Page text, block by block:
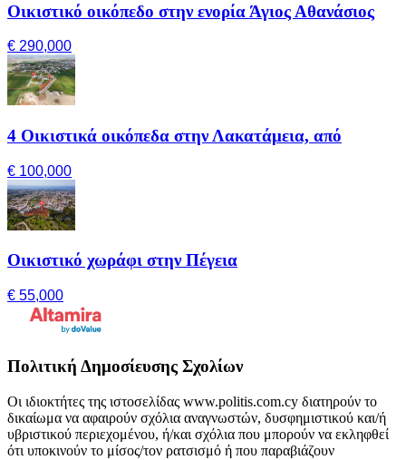
Οικιστικό οικόπεδο στην ενορία Άγιος Αθανάσιος
€ 290,000
4 Οικιστικά οικόπεδα στην Λακατάμεια, από
€ 100,000
Οικιστικό χωράφι στην Πέγεια
€ 55,000
Πολιτική Δημοσίευσης Σχολίων
Οι ιδιοκτήτες της ιστοσελίδας www.politis.com.cy διατηρούν το
δικαίωμα να αφαιρούν σχόλια αναγνωστών, δυσφημιστικού και/ή
υβριστικού περιεχομένου, ή/και σχόλια που μπορούν να εκληφθεί
ότι υποκινούν το μίσος/τον ρατσισμό ή που παραβιάζουν